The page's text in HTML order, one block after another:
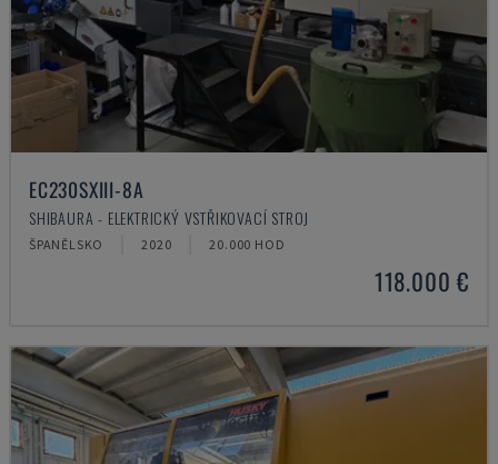
EC230SXIII-8A
SHIBAURA - ELEKTRICKÝ VSTŘIKOVACÍ STROJ
ŠPANĚLSKO 2020 20.000 HOD
118.000 €